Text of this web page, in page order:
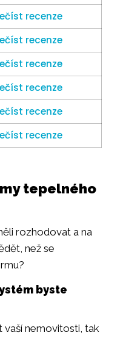
recenze
recenze
recenze
recenze
recenze
recenze
tepelného
rozhodovat a na
než se
byste
vaší nemovitosti, tak